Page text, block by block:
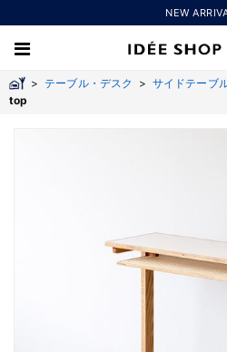
NEW
> テーブル・デスク > サイドテーブ
top